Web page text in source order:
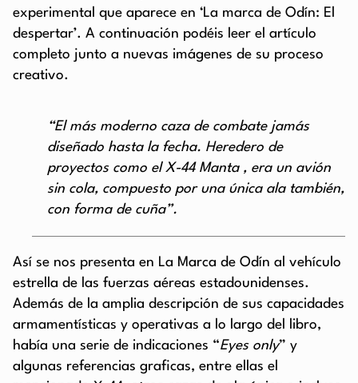
experimental que aparece en ‘La marca de Odín: El
despertar’. A continuación podéis leer el artículo
completo junto a nuevas imágenes de su proceso
creativo.
“El más moderno caza de combate jamás
diseñado hasta la fecha. Heredero de
proyectos como el X-44 Manta , era un avión
sin cola, compuesto por una única ala también,
con forma de cuña”.
Así se nos presenta en La Marca de Odín al vehículo
estrella de las fuerzas aéreas estadounidenses.
Además de la amplia descripción de sus capacidades
armamentísticas y operativas a lo largo del libro,
había una serie de indicaciones “Eyes only” y
algunas referencias graficas, entre ellas el